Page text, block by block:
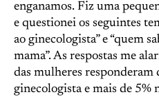
enganamos. Fiz uma
e questionei os seguintes
ao ginecologista” e “quem
mama”. As respostas me
das mulheres
ginecologista e mais de 5%